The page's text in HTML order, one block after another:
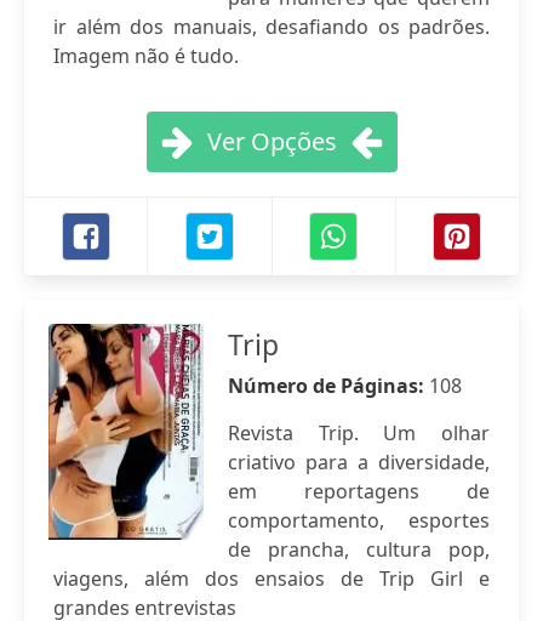
ir além dos manuais, desafiando os padrões.
Imagem não é tudo.
Ver Opções
Trip
Número de Páginas: 108
Revista Trip. Um olhar
criativo para a diversidade,
em reportagens de
comportamento, esportes
de prancha, cultura pop,
viagens, além dos ensaios de Trip Girl e
grandes entrevistas